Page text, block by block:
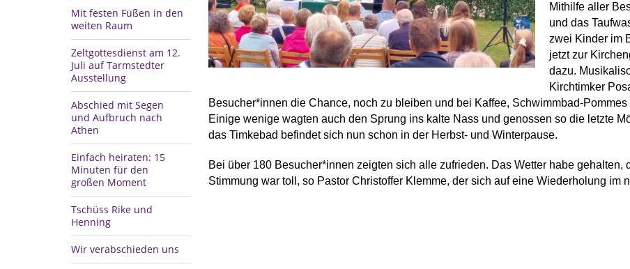
Mit festen Füßen in den
weiten Raum
Zeltgottesdienst am 12.
Juli auf Tarmstedter
Ausstellung
Abschied mit Segen
und Aufbruch nach
Athen
Einfach heiraten: 15
Minuten für den
großen Moment
Tschüss Rike und
Henning
Wir verabschieden uns
Mithilfe aller
und das
zwei Kinder im
jetzt zur
dazu.
Kirchtimker
Besucher*innen die Chance, noch zu bleiben und bei Kaffee, Schwimmbad-
Einige wenige wagten auch den Sprung ins kalte Nass und genossen so die letzte
das Timkebad befindet sich nun schon in der Herbst- und Winterpause.
Bei über 180 Besucher*innen zeigten sich alle zufrieden. Das Wetter habe gehalten,
Stimmung war toll, so Pastor Christoffer Klemme, der sich auf eine Wiederholung im